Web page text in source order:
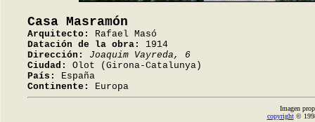
Casa Masramón
Arquitecto:
Rafael Masó
Datación de la obra:
1914
Dirección:
Joaquim Vayreda, 6
Ciudad:
Olot (Girona-Catalunya)
País:
España
Continente:
Europa
Imagen
copyright©